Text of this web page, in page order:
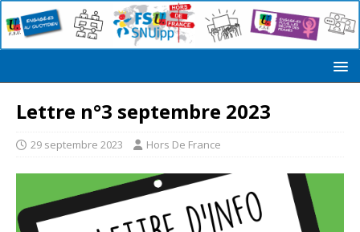
Lettre n°3 septembre 2023
29 septembre 2023 Hors De France